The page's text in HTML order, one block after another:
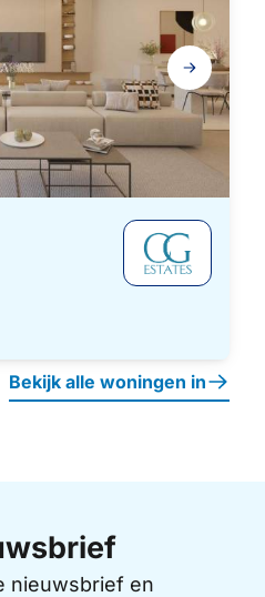
Bekijk alle woningen in
nieuwsbrief en